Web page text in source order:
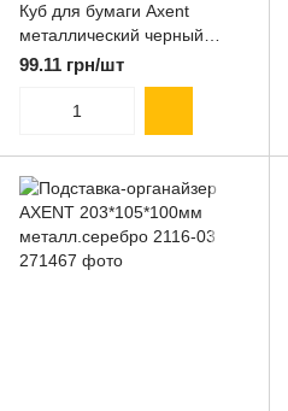
Куб для бумаги Axent
металлический черный
100х100х100мм 2112-01
99.11 грн/шт